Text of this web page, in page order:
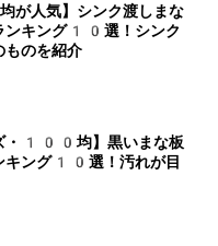
人気】シンク渡しまな
ンキング10選！シンク
ものを紹介
ズ・100均】黒いまな板
キング10選！汚れが目